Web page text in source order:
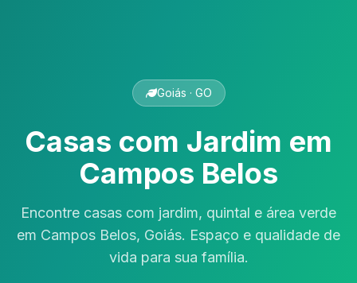
Goiás · GO
Casas com Jardim em
Campos Belos
Encontre casas com jardim, quintal e área verde
em Campos Belos, Goiás. Espaço e qualidade de
vida para sua família.